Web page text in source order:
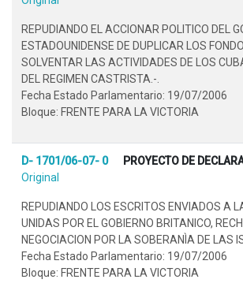
REPUDIANDO EL ACCIONAR POLITICO DEL
ESTADOUNIDENSE DE DUPLICAR LOS
SOLVENTAR LAS ACTIVIDADES DE LOS
DEL REGIMEN CASTRISTA.-.
Fecha Estado Parlamentario: 19/07/2006
Bloque: FRENTE PARA LA VICTORIA
D- 1701/06-07- 0 PROYECTO DE
Original
REPUDIANDO LOS ESCRITOS ENVIADOS A
UNIDAS POR EL GOBIERNO BRITANICO,
NEGOCIACION POR LA SOBERANÌA DE LAS
Fecha Estado Parlamentario: 19/07/2006
Bloque: FRENTE PARA LA VICTORIA